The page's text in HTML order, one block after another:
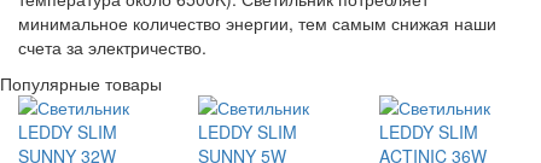
минимальное количество энергии, тем самым снижая наши
счета за электричество.
Популярные товары